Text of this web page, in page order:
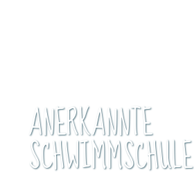
ANERKANNTE
SCHWIMMSCHULE